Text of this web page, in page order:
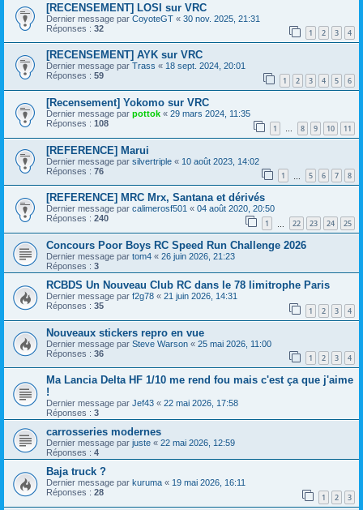
[RECENSEMENT] LOSI sur VRC
Dernier message par CoyoteGT « 30 nov. 2025, 21:31
Réponses : 32 1 2 3 4
[RECENSEMENT] AYK sur VRC
Dernier message par Trass « 18 sept. 2024, 20:01
Réponses : 59 1 2 3 4 5 6
[Recensement] Yokomo sur VRC
Dernier message par pottok « 29 mars 2024, 11:35
Réponses : 108 1 … 8 9 10 11
[REFERENCE] Marui
Dernier message par silvertriple « 10 août 2023, 14:02
Réponses : 76 1 5 6 7 8
[REFERENCE] MRC Mrx, Santana et dérivés
Dernier message par calimerosf501 « 04 août 2020, 20:50
Réponses : 240 1 22 23 24 25
Concours Poor Boys RC Speed Run Challenge 2026
Dernier message par tom4 « 26 juin 2026, 21:23
Réponses : 3
RCBDS Un Nouveau Club RC dans le 78 limitrophe Paris
Dernier message par f2g78 « 21 juin 2026, 14:31
Réponses : 35 1 2 3 4
Nouveaux stickers repro en vue
Dernier message par Steve Warson « 25 mai 2026, 11:00
Réponses : 36 1 2 3 4
Ma Lancia Delta HF 1/10 me rend fou mais c'est ça que j'aime
!
Dernier message par Jef43 « 22 mai 2026, 17:58
Réponses : 3
carrosseries modernes
Dernier message par juste « 22 mai 2026, 12:59
Réponses : 4
Baja truck ?
Dernier message par kuruma « 19 mai 2026, 16:11
Réponses : 28 1 2 3